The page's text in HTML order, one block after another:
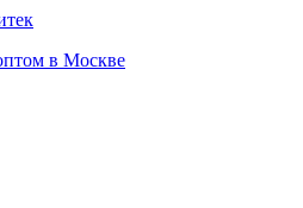
в Москве